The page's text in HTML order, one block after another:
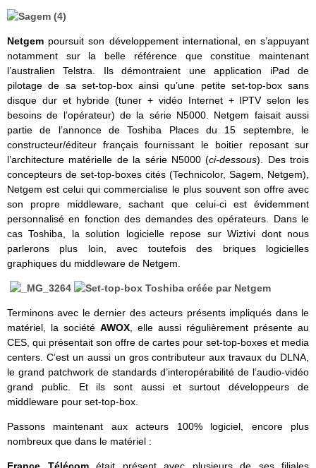
Netgem poursuit son développement international, en s’appuyant
notamment sur la belle référence que constitue maintenant
l’australien Telstra. Ils démontraient une application iPad de
pilotage de sa set-top-box ainsi qu’une petite set-top-box sans
disque dur et hybride (tuner + vidéo Internet + IPTV selon les
besoins de l’opérateur) de la série N5000. Netgem faisait aussi
partie de l’annonce de Toshiba Places du 15 septembre, le
constructeur/éditeur français fournissant le boitier reposant sur
l’architecture matérielle de la série N5000 (ci-dessous). Des trois
concepteurs de set-top-boxes cités (Technicolor, Sagem, Netgem),
Netgem est celui qui commercialise le plus souvent son offre avec
son propre middleware, sachant que celui-ci est évidemment
personnalisé en fonction des demandes des opérateurs. Dans le
cas Toshiba, la solution logicielle repose sur Wiztivi dont nous
parlerons plus loin, avec toutefois des briques logicielles
graphiques du middleware de Netgem.
Terminons avec le dernier des acteurs présents impliqués dans le
matériel, la société AWOX , elle aussi régulièrement présente au
CES, qui présentait son offre de cartes pour set-top-boxes et media
centers. C’est un aussi un gros contributeur aux travaux du DLNA,
le grand patchwork de standards d’interopérabilité de l’audio-vidéo
grand public. Et ils sont aussi et surtout développeurs de
middleware pour set-top-box.
Passons maintenant aux acteurs 100% logiciel, encore plus
nombreux que dans le matériel :